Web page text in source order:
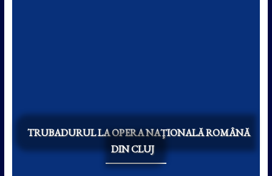
TRUBADURUL LA OPERA NAŢIONALĂ ROMÂNĂ
DIN CLUJ